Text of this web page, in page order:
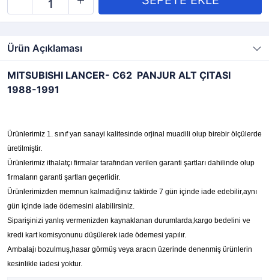
Ürün Açıklaması
MITSUBISHI LANCER- C62 PANJUR ALT ÇITASI
1988-1991
Ürünlerimiz 1. sınıf yan sanayi kalitesinde orjinal muadili olup birebir ölçülerde
üretilmiştir.
Ürünlerimiz ithalatçı firmalar tarafından verilen garanti şartları dahilinde olup
firmaların garanti şartları geçerlidir.
Ürünlerimizden memnun kalmadığınız taktirde 7 gün içinde iade edebilir,aynı
gün içinde iade ödemesini alabilirsiniz.
Siparişinizi yanlış vermenizden kaynaklanan durumlarda;kargo bedelini ve
kredi kart komisyonunu düşülerek iade ödemesi yapılır.
Ambalajı bozulmuş,hasar görmüş veya aracın üzerinde denenmiş ürünlerin
kesinlikle iadesi yoktur.